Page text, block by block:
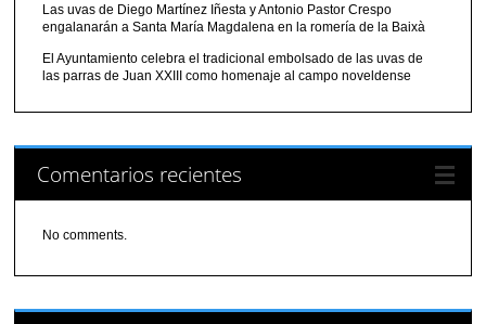
Las uvas de Diego Martínez Iñesta y Antonio Pastor Crespo
engalanarán a Santa María Magdalena en la romería de la Baixà
El Ayuntamiento celebra el tradicional embolsado de las uvas de
las parras de Juan XXIII como homenaje al campo noveldense
Comentarios recientes
No comments.